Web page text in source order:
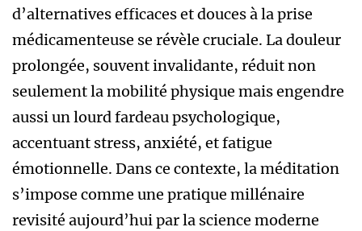
d’alternatives efficaces et douces à la prise
médicamenteuse se révèle cruciale. La douleur
prolongée, souvent invalidante, réduit non
seulement la mobilité physique mais engendre
aussi un lourd fardeau psychologique,
accentuant stress, anxiété, et fatigue
émotionnelle. Dans ce contexte, la méditation
s’impose comme une pratique millénaire
revisité aujourd’hui par la science moderne